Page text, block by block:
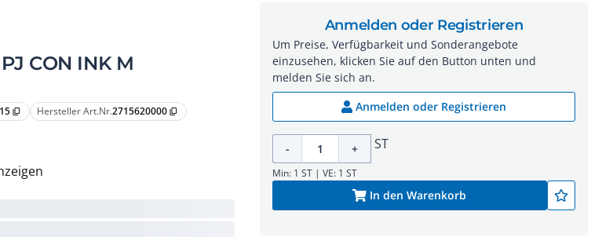
CON INK M
content_copy Hersteller Art.Nr.2715620000 content_copy
Anmelden oder Registrieren
Um Preise, Verfügbarkeit und Sonderangebote
einzusehen, klicken Sie auf den Button unten und
melden Sie sich an.
Anmelden oder Registrieren
- + ST
Min: 1 ST | VE: 1 ST
In den Warenkorb